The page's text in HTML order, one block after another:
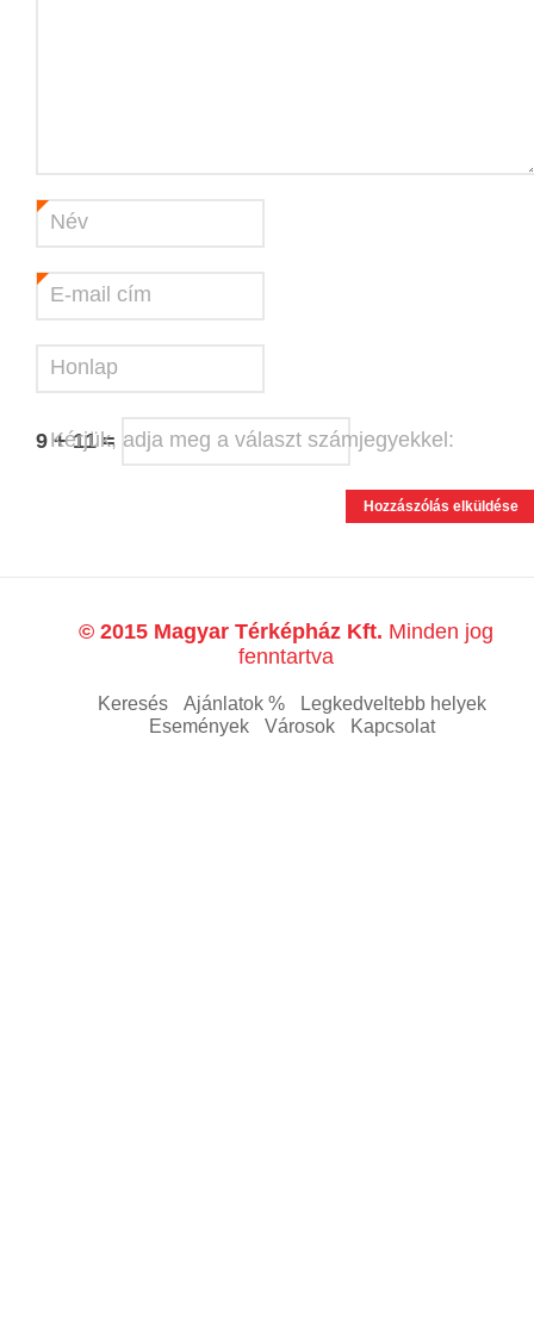
Név
E-mail cím
Honlap
Kérjük, adja meg a választ számjegyekkel:
9 + 11 =
© 2015 Magyar Térképház Kft. Minden jog
fenntartva
Keresés Ajánlatok %
Legkedveltebb helyek
Események
Városok Kapcsolat